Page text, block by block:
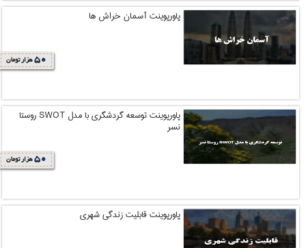
پاورپوینت آسمان خراش ها
50 هزار تومان
پاورپوینت توسعه گردشگری با مدل SWOT روستا
نسر
50 هزار تومان
پاورپوینت قابلیت زندگی شهری